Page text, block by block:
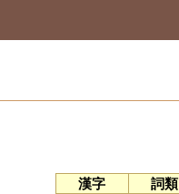
漢字
詞類